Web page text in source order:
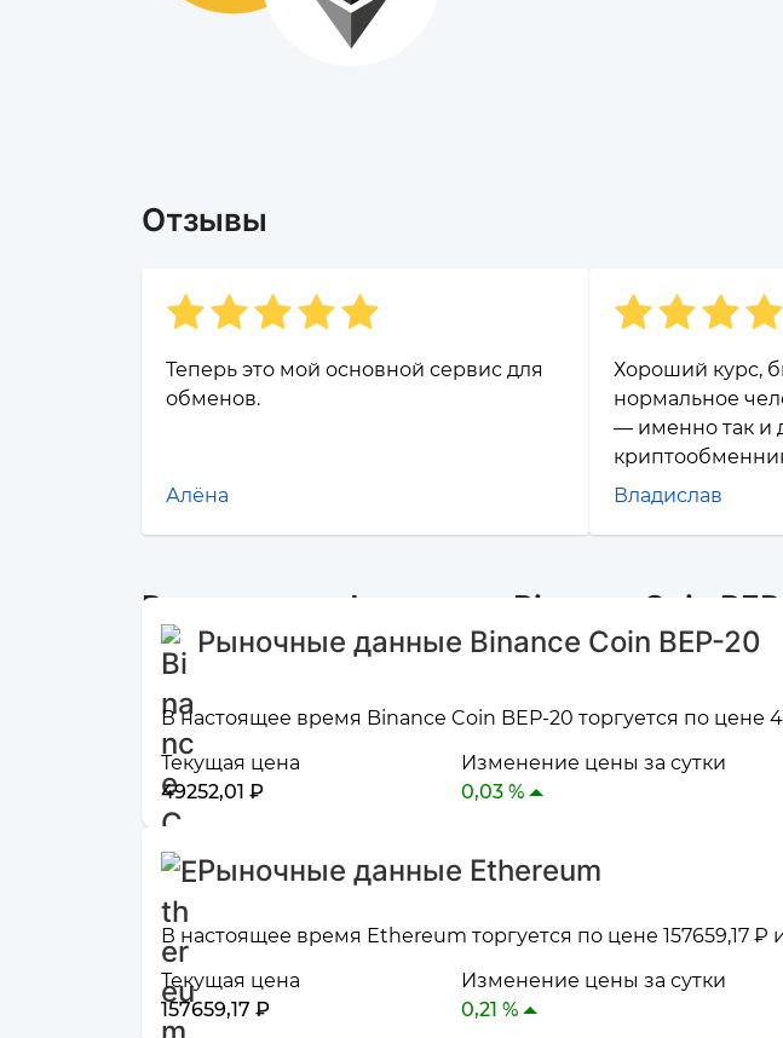
Отзывы
Теперь это мой основной сервис для
обменов.
Алёна
Хороший курс,
нормальное
— именно так и
Владислав
Рыночная информация Binance Coin
Рыночные данные Binance Coin BEP-20
В настоящее время Binance Coin BEP-20 торгуется по цене
Текущая цена
49252,01 ₽
Изменение цены за сутки
0,03 %
Рыночные данные Ethereum
В настоящее время Ethereum торгуется по цене 157659,17
Текущая цена
157659,17 ₽
Изменение цены за сутки
0,21 %